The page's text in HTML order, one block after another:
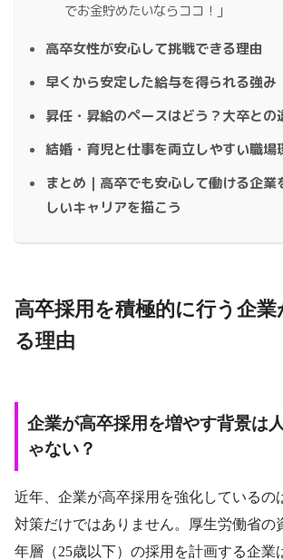
でお金貯めたいならココ！」
高卒女性が安心して挑戦できる理由
早くから安定した給与を得られる強み
昇任・昇給のペースはどう？大卒との
結婚・育児と仕事を両立しやすい職場
まとめ｜高卒でも安心して働ける企業
しいキャリアを描こう
高卒採用を積極的に行う企
る理由
企業が高卒採用を増やす背景は
ゃない？
近年、企業が高卒採用を強化しているの
対策だけではありません。厚生労働省の
年層（25歳以下）の採用を計画する企業